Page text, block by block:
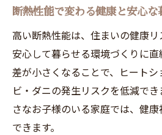
断熱性能で変わる健康と安心な
高い断熱性能は、住まいの健康
安心して暮らせる環境づくりに
差が小さくなることで、ヒート
ビ・ダニの発生リスクを低減で
さなお子様のいる家庭では、健
できます。